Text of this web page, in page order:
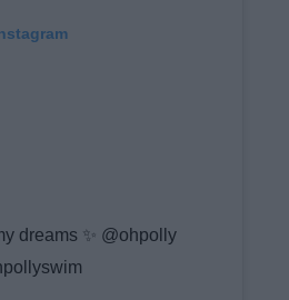
dreams ✨ @ohpolly